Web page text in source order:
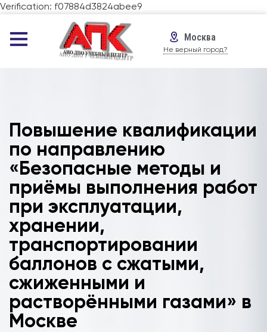
Verification: f07884d3824abee9
Москва
Не верный город?
Повышение квалификации
по направлению
«Безопасные методы и
приёмы выполнения работ
при эксплуатации,
хранении,
транспортировании
баллонов с сжатыми,
сжиженными и
растворёнными газами» в
Москве